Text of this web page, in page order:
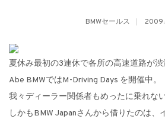
BMWセールス
夏休み最初の3連休で各所の高速道路が渋
Abe BMWではM-Driving Days を開催中。
我々ディーラー関係者もめったに乗れな
しかもBMW Japanさんから借りたのは、